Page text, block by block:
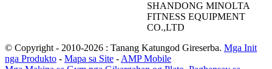
SHANDONG MINOLTA
FITNESS EQUIPMENT
CO.,LTD
© Copyright - 2010-2026 : Tanang Katungod Gireserba. Mga Init
nga Produkto - Mapa sa Site - AMP Mobile